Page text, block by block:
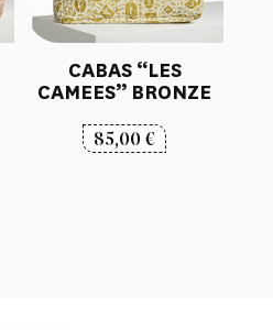
CABAS “LES
CAMEES” BRONZE
85,00€